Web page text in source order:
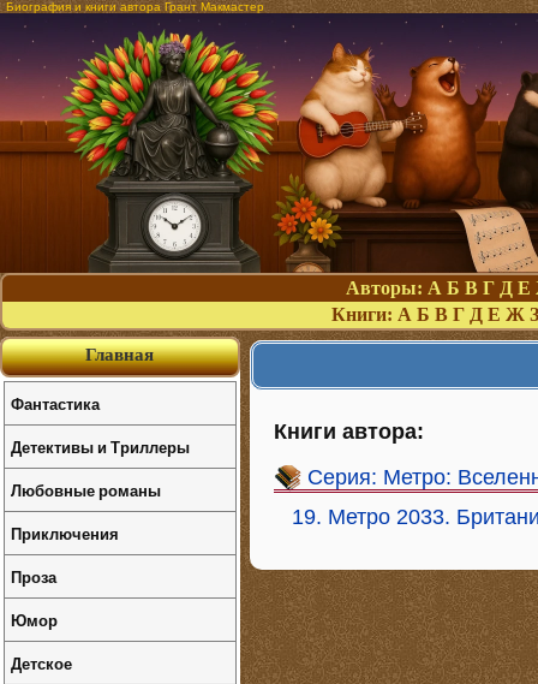
Биография и книги автора Грант Макмастер
Авторы: А Б В Г Д Е
Книги: А Б В Г Д Е Ж З
Книги автора:
Серия: Метро:
19. Метро 2033.
Главная
Фантастика
Детективы и Триллеры
Любовные романы
Приключения
Проза
Юмор
Детское